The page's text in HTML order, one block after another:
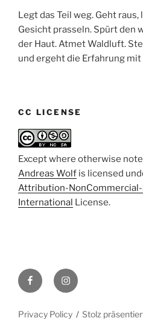
Legt das Teil weg. Geht
Gesicht prasseln. Spürt den
der Haut. Atmet Waldluft.
und ergeht die Erfahrung
CC LICENSE
Except where otherwise
Andreas Wolf is licensed
Attribution-
International License.
FacebookInstagram
Privacy Policy Stolz